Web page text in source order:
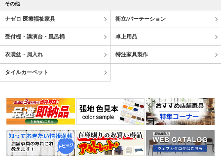
その他
ナゼロ 医療福祉家具 衝立/パーテーション
受付棚・講演台・風呂桶 卓上用品
衣裳盆・屑入れ 特注家具製作
タイルカーペット